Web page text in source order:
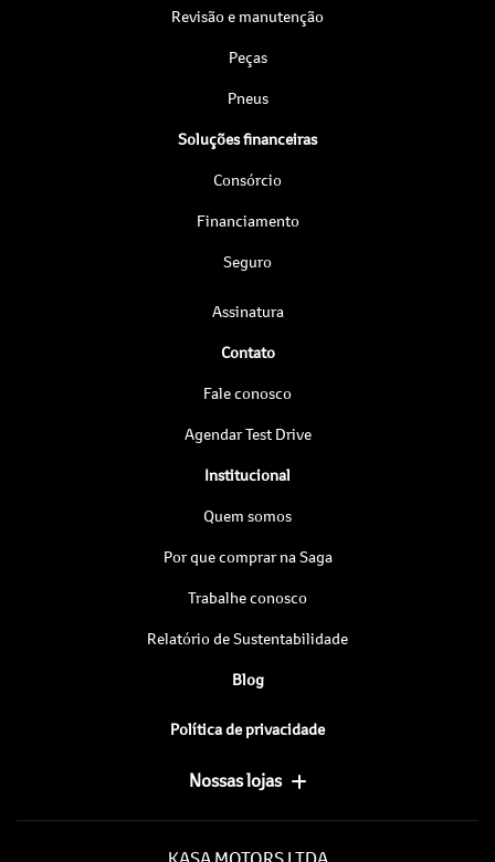
Revisão e manutenção
Peças
Pneus
Soluções financeiras
Consórcio
Financiamento
Seguro
Assinatura
Contato
Fale conosco
Agendar Test Drive
Institucional
Quem somos
Por que comprar na Saga
Trabalhe conosco
Relatório de Sustentabilidade
Blog
Política de privacidade
Nossas lojas